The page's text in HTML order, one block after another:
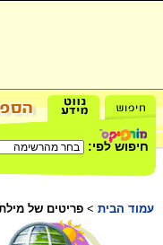
חיפוש לפי:
עמוד הבית > פריטים של